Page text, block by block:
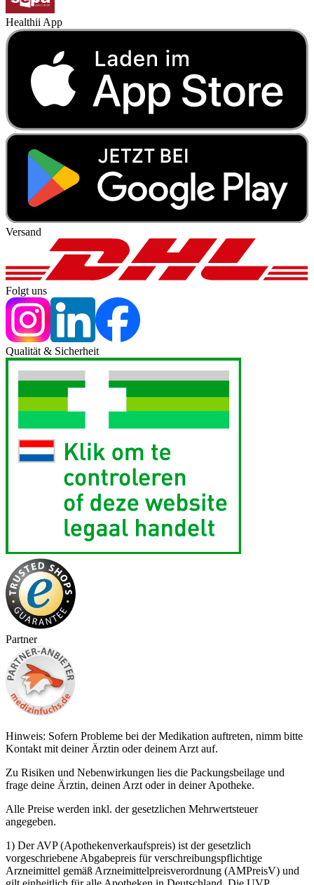
Healthii App
Versand
Folgt uns
Qualität & Sicherheit
Partner
Hinweis: Sofern Probleme bei der Medikation auftreten, nimm bitte
Kontakt mit deiner Ärztin oder deinem Arzt auf.
Zu Risiken und Nebenwirkungen lies die Packungsbeilage und
frage deine Ärztin, deinen Arzt oder in deiner Apotheke.
Alle Preise werden inkl. der gesetzlichen Mehrwertsteuer
angegeben.
1) Der AVP (Apothekenverkaufspreis) ist der gesetzlich
vorgeschriebene Abgabepreis für verschreibungspflichtige
Arzneimittel gemäß Arzneimittelpreisverordnung (AMPreisV) und